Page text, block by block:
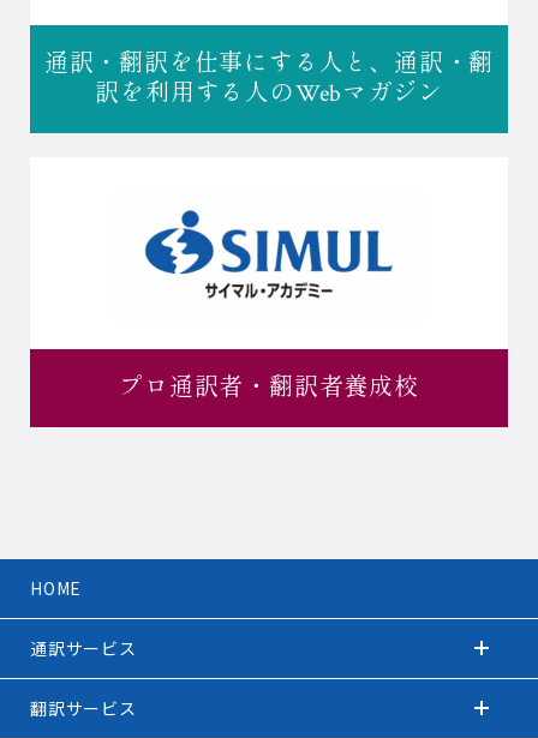
通訳・翻訳を仕事にする人と、 通訳・翻
訳を利用する人のWebマガジン
プロ通訳者・ 翻訳者養成校
HOME
通訳サービス
翻訳サービス